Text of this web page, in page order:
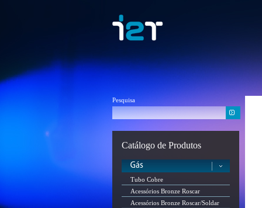
Pesquisa
Catálogo de Produtos
Tubo Cobre
Acessórios Bronze Roscar
Acessórios Bronze Roscar/Soldar